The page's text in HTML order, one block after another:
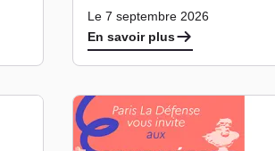
Le 7 septembre 2026
En savoir plus